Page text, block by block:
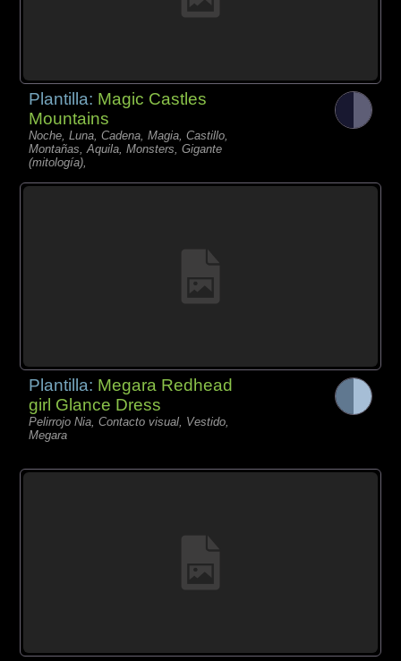
Plantilla: Magic Castles
Mountains
Noche, Luna, Cadena, Magia, Castillo,
Montañas, Aquila, Monsters, Gigante
(mitología),
Plantilla: Megara Redhead
girl Glance Dress
Pelirrojo Nia, Contacto visual, Vestido,
Megara